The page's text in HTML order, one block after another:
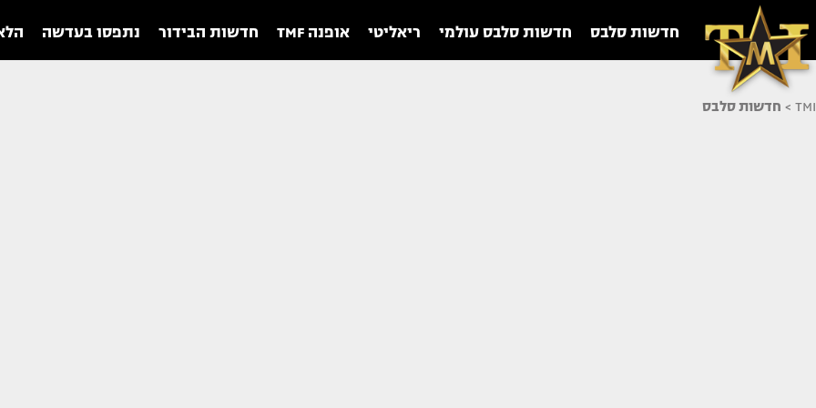
חדשות סלבס חדשות סלבס עולמי ריאליטי אופנה TMF חדשות הבידור נתפסו בעדשה
TMI
> חדשות סלבס